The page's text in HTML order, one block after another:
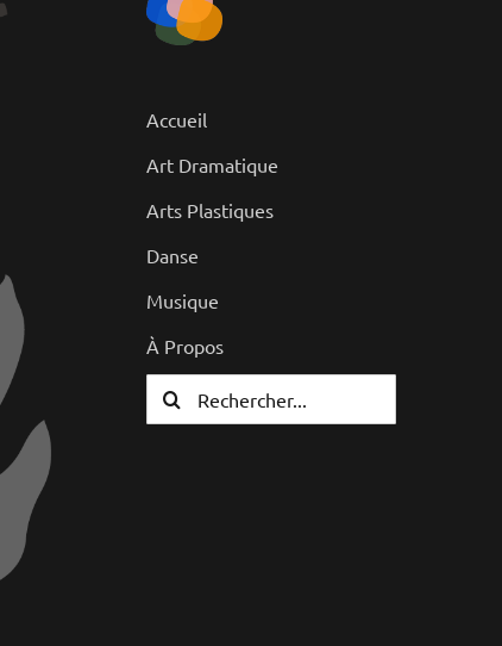
Accueil
Art Dramatique
Arts Plastiques
Danse
Musique
À Propos
Rechercher: